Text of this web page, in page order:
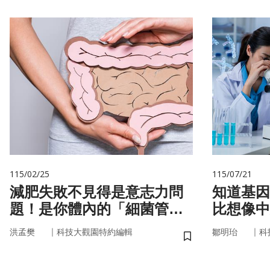
115/02/25
減肥失敗不見得是意志力問
題！是你體內的「細菌管
家」在幫你囤油
洪孟樊 ｜ 科技大觀園特約編輯
儲存書籤
115/07/21
知道基因還不
比想像
鄒明珆 ｜ 科